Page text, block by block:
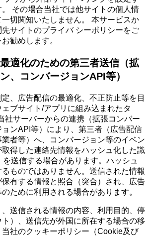
その場合当社では他サイトの個人情
切関知いたしません。 本サービスか
サイトのプライバ シーポリシーをご
勧めします。
適化のための第三者送信（拡
、コンバージョンAPI等）
、広告配信の最適化、不正防止等を目
ブサイト/アプリに組み込まれたタ
社サーバーからの連携（拡張コンバー
ンAPI等）により、第三者（広告配信
者等）へ、コンバージョン等のイベン
取得した連絡先情報をハッシュ化した識
送信する場合があります。ハッシュ
ものではありません。送信された情報
有する情報と照合（突合）され、広告
ために利用される場合があります。
送信される情報の内容、利用目的、停
）、送信先が外国に所在する場合の移
社のクッキーポリシー（Cookie及び